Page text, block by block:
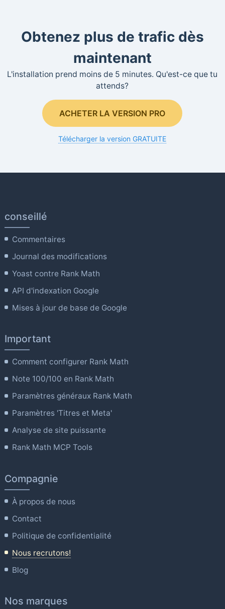
Obtenez plus de trafic dès
maintenant
L'installation prend moins de 5 minutes. Qu'est-ce que tu
attends?
ACHETER LA VERSION PRO
Télécharger la version GRATUITE
conseillé
Commentaires
Journal des modifications
Yoast contre Rank Math
API d'indexation Google
Mises à jour de base de Google
Important
Comment configurer Rank Math
Note 100/100 en Rank Math
Paramètres généraux Rank Math
Paramètres 'Titres et Meta'
Analyse de site puissante
Rank Math MCP Tools
Compagnie
À propos de nous
Contact
Politique de confidentialité
Nous recrutons!
Blog
Nos marques